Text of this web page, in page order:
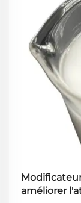
améliorer